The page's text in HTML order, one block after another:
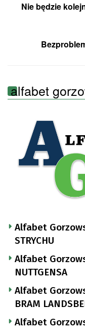
Nie będzie
alfabet
Alfabet
STRYCHU
Alfabet
NUTTGENSA
Alfabet
BRAM
Alfabet